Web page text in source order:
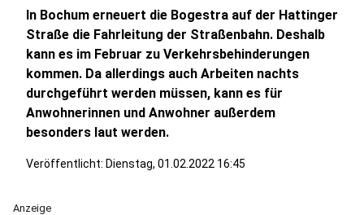
In Bochum erneuert die Bogestra auf der Hattinger
Straße die Fahrleitung der Straßenbahn. Deshalb
kann es im Februar zu Verkehrsbehinderungen
kommen. Da allerdings auch Arbeiten nachts
durchgeführt werden müssen, kann es für
Anwohnerinnen und Anwohner außerdem
besonders laut werden.
Veröffentlicht: Dienstag, 01.02.2022 16:45
Anzeige